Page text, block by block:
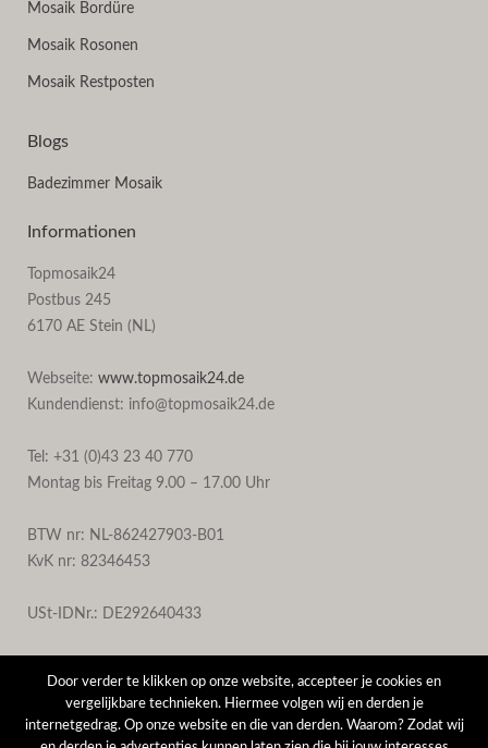
Mosaik Bordüre
Mosaik Rosonen
Mosaik Restposten
Blogs
Badezimmer Mosaik
Informationen
Topmosaik24
Postbus 245
6170 AE Stein (NL)
Webseite: www.topmosaik24.de
Kundendienst: info@topmosaik24.de
Tel: +31 (0)43 23 40 770
Montag bis Freitag 9.00 – 17.00 Uhr
BTW nr: NL-862427903-B01
KvK nr: 82346453
USt-IDNr.: DE292640433
Door verder te klikken op onze website, accepteer je cookies en
vergelijkbare technieken. Hiermee volgen wij en derden je
internetgedrag. Op onze website en die van derden. Waarom? Zodat wij